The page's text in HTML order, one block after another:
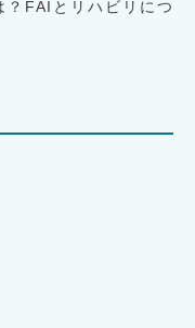
？FAIとリハビリにつ